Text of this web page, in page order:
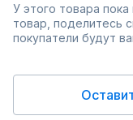
У этого товара
товар, поделитесь
покупатели будут